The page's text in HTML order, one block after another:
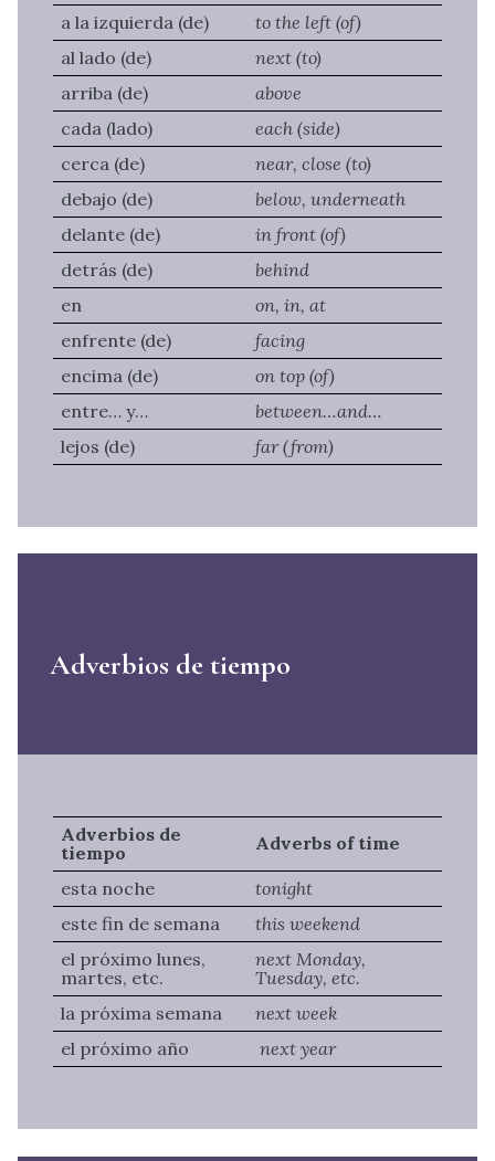
a la izquierda (de)
to the left (of)
al lado (de)
next (to)
arriba (de)
above
cada (lado)
each (side)
cerca (de)
near, close (to)
debajo (de)
below, underneath
delante (de)
in front (of)
detrás (de)
behind
en
on, in, at
enfrente (de)
facing
encima (de)
on top (of)
entre… y…
between…and…
lejos (de)
far (from)
Adverbios de tiempo
Adverbios de
tiempo
Adverbs of time
esta noche
tonight
este fin de semana
this weekend
el próximo lunes,
martes, etc.
next Monday,
Tuesday, etc.
la próxima semana
next week
el próximo año
next year